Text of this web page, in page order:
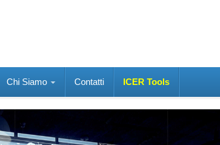
Chi Siamo Contatti ICER Tools